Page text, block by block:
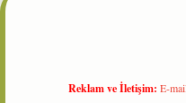
Reklam ve İletişim: E-